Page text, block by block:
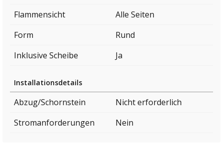
Flammensicht
Alle Seiten
Form
Rund
Inklusive Scheibe
Ja
Installationsdetails
Abzug/Schornstein
Nicht erforderlich
Stromanforderungen
Nein